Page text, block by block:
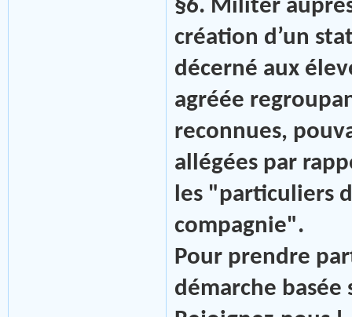
§6. Militer
création d’un
décerné aux
agréée
reconnues,
allégées par
les "particuliers
compagnie".
Pour prendre
démarche basée